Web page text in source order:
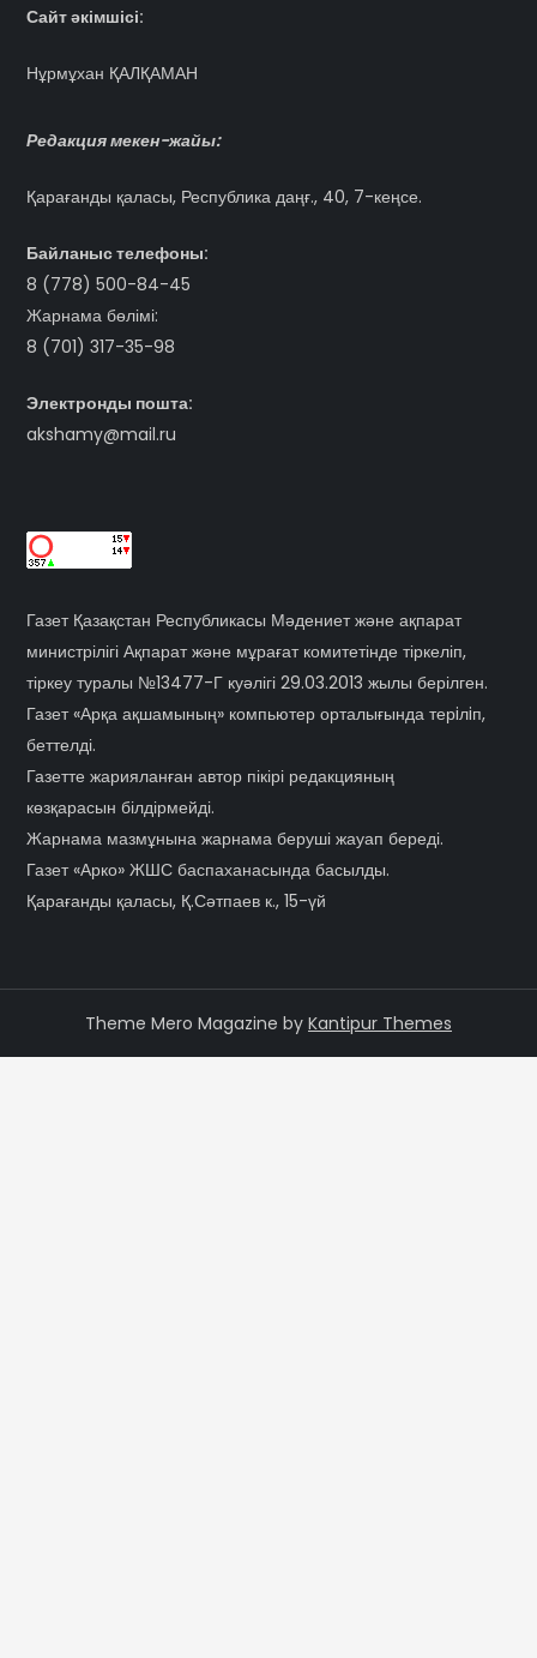
Сайт әкімшісі:
Нұрмұхан ҚАЛҚАМАН
Редакция мекен-жайы:
Қарағанды қаласы, Республика даңғ., 40, 7-кеңсе.
Байланыс телефоны:
8 (778) 500-84-45
Жарнама бөлімі:
8 (701) 317-35-98
Электронды пошта:
akshamy@mail.ru
Газет Қазақстан Республикасы Мәдениет және ақпарат
министрілігі Ақпарат және мұрағат комитетінде тіркеліп,
тіркеу туралы №13477-Г куәлігі 29.03.2013 жылы берілген.
Газет «Арқа ақшамының» компьютер орталығында терiлiп,
беттелді.
Газетте жарияланған автор пікірі редакцияның
көзқарасын білдірмейді.
Жарнама мазмұнына жарнама беруші жауап береді.
Газет «Арко» ЖШС баспаханасында басылды.
Қарағанды қаласы, Қ.Сәтпаев к., 15-үй
Theme Mero Magazine by Kantipur Themes